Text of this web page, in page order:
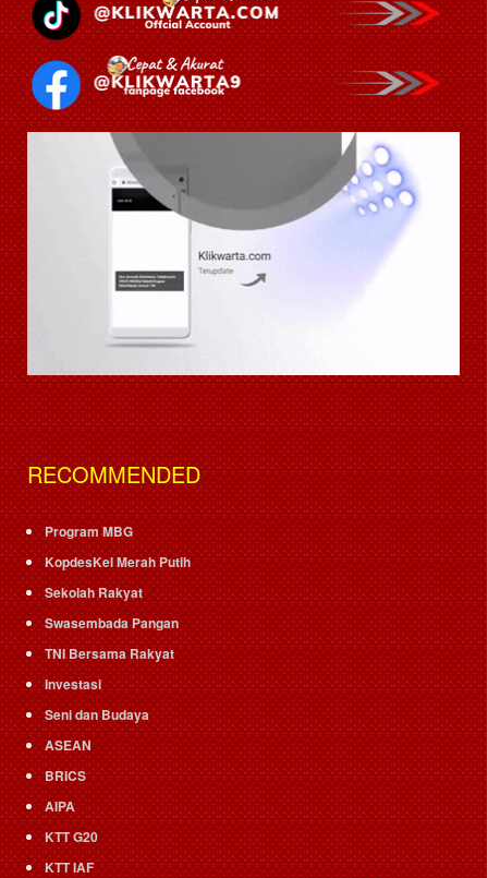
RECOMMENDED
Program MBG
KopdesKel Merah Putih
Sekolah Rakyat
Swasembada Pangan
TNI Bersama Rakyat
Investasi
Seni dan Budaya
ASEAN
BRICS
AIPA
KTT G20
KTT IAF